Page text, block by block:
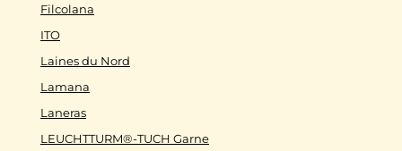
Filcolana
ITO
Laines du Nord
Lamana
Laneras
LEUCHTTURM®-TUCH Garne